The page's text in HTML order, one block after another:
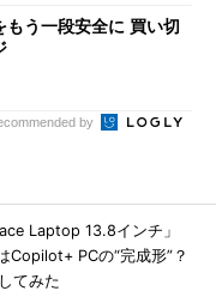
もう一段安全に 買い切
by
Laptop 13.8インチ」
Copilot+ PCの“完成形”？
てみた